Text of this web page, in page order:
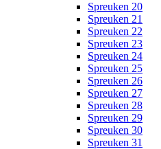
Spreuken 20
Spreuken 21
Spreuken 22
Spreuken 23
Spreuken 24
Spreuken 25
Spreuken 26
Spreuken 27
Spreuken 28
Spreuken 29
Spreuken 30
Spreuken 31